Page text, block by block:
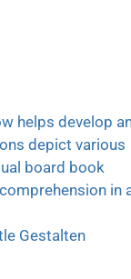
helps develop
depict various
board book
in
Gestalten